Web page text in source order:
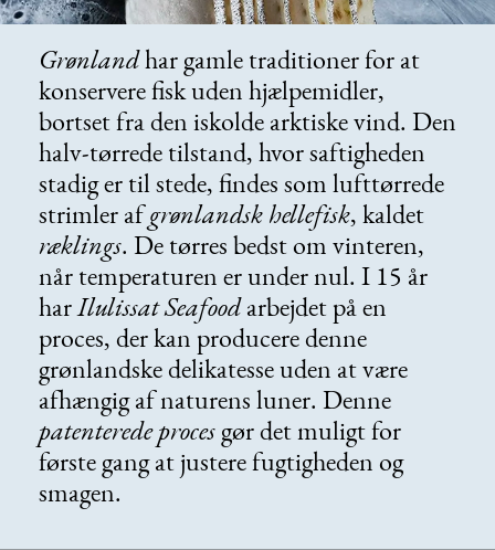
Grønland har gamle traditioner for at
konservere fisk uden hjælpemidler,
bortset fra den iskolde arktiske vind. Den
halv-tørrede tilstand, hvor saftigheden
stadig er til stede, findes som lufttørrede
strimler af grønlandsk hellefisk, kaldet
ræklings. De tørres bedst om vinteren,
når temperaturen er under nul. I 15 år
harIlulissat Seafood arbejdet på en
proces, der kan producere denne
grønlandske delikatesse uden at være
afhængig af naturens luner. Denne
patenterede proces gør det muligt for
første gang at justere fugtigheden og
smagen.